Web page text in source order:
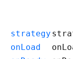
strategy
onLoad